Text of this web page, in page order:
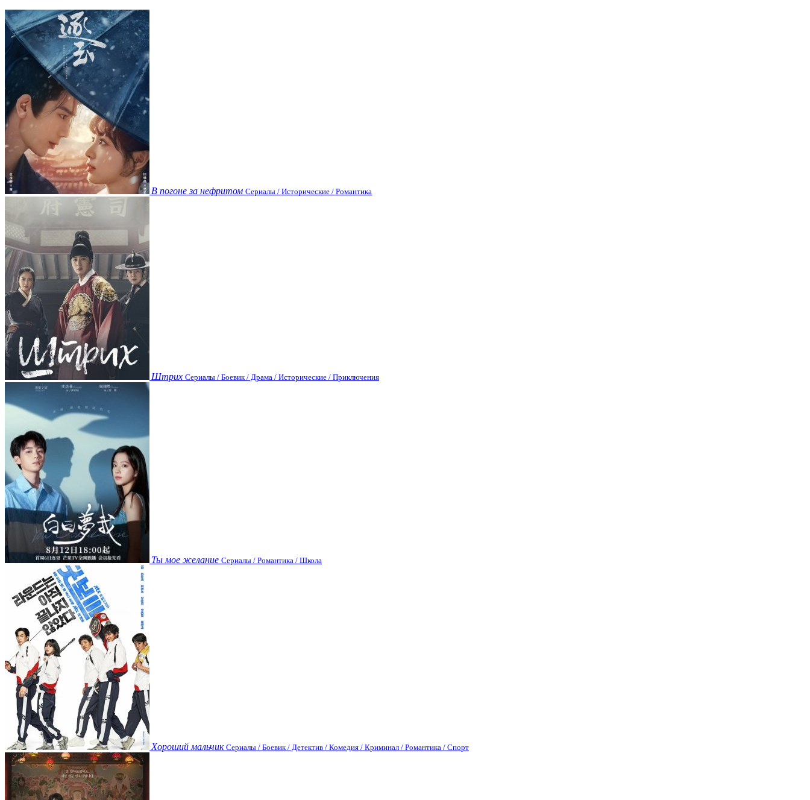
В погоне за нефритом Сериалы / Исторические / Романтика
Штрих Сериалы / Боевик / Драма / Исторические / Приключения
Ты мое желание Сериалы / Романтика / Школа
Хороший мальчик Сериалы / Боевик / Детектив / Комедия / Криминал / Романтика / Спорт